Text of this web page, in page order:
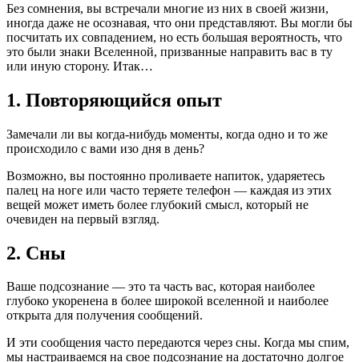
Без сомнения, вы встречали многие из них в своей жизни,
иногда даже не осознавая, что они представляют. Вы могли бы
посчитать их совпадением, но есть большая вероятность, что
это были знаки Вселенной, призванные направить вас в ту
или иную сторону. Итак…
1. Повторяющийся опыт
Замечали ли вы когда-нибудь моменты, когда одно и то же
происходило с вами изо дня в день?
Возможно, вы постоянно проливаете напиток, ударяетесь
палец на ноге или часто теряете телефон — каждая из этих
вещей может иметь более глубокий смысл, который не
очевиден на первый взгляд.
2. Сны
Ваше подсознание — это та часть вас, которая наиболее
глубоко укоренена в более широкой вселенной и наиболее
открыта для получения сообщений.
И эти сообщения часто передаются через сны. Когда мы спим,
мы настраиваемся на свое подсознание на достаточно долгое